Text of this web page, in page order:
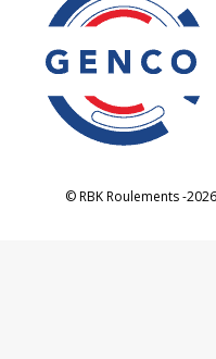
© RBK Roulements -